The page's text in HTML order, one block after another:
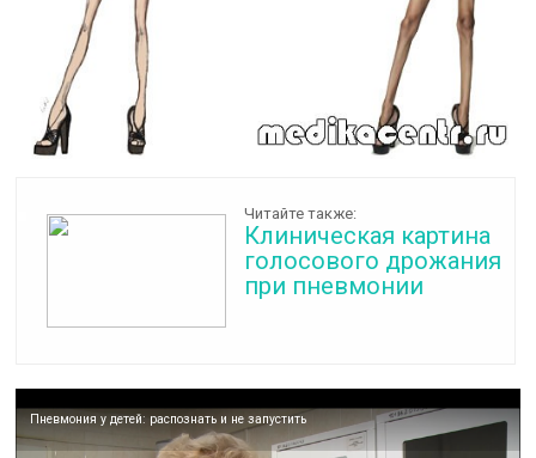
Читайте также:
Клиническая картина
голосового дрожания
при пневмонии
Пневмония у детей: распознать и не запустить